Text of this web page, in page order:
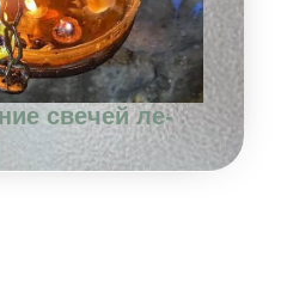
свечей ле-